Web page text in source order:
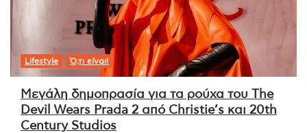
Lifestyle Ό,τι είναι!
Μεγάλη δημοπρασία για τα ρούχα του The
Devil Wears Prada 2 από Christie’s και 20th
Century Studios